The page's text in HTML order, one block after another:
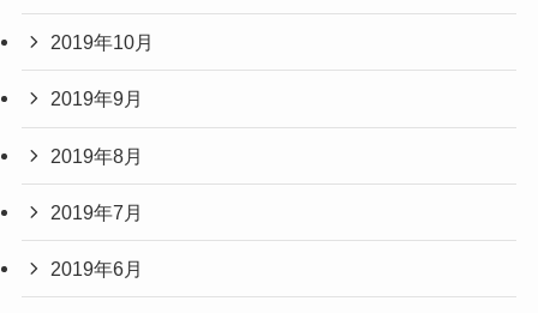
2019年10月
2019年9月
2019年8月
2019年7月
2019年6月